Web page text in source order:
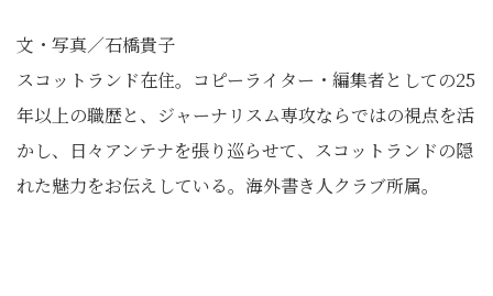
文・写真／石橋貴子
スコットランド在住。コピーライター・編集者としての25
年以上の職歴と、ジャーナリスム専攻ならではの視点を活
かし、日々アンテナを張り巡らせて、スコットランドの隠
れた魅力をお伝えしている。海外書き人クラブ所属。